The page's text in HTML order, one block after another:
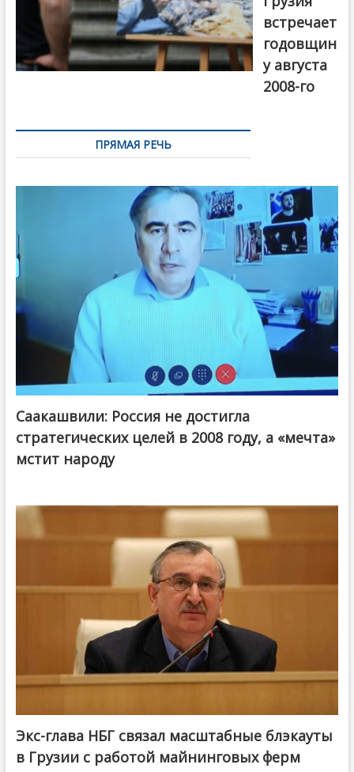
встречает
годовщин
у августа
2008-го
ПРЯМАЯ РЕЧЬ
Саакашвили: Россия не достигла
стратегических целей в 2008 году, а «мечта»
мстит народу
Экс-глава НБГ связал масштабные блэкауты
в Грузии с работой майнинговых ферм